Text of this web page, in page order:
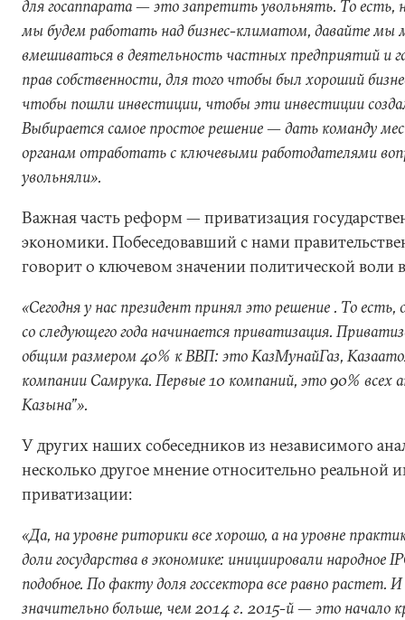
для госаппарата — это запретить увольнять. То есть,
мы будем работать над бизнес-климатом, давайте мы
вмешиваться в деятельность частных предприятий и
прав собственности, для того чтобы был хороший
чтобы пошли инвестиции, чтобы эти инвестиции
Выбирается самое простое решение — дать команду
органам отработать с ключевыми работодателями
увольняли».
Важная часть реформ — приватизация
экономики. Побеседовавший с нами
говорит о ключевом значении политической воли
«Сегодня у нас президент принял это решение . То есть,
со следующего года начинается приватизация.
общим размером 40% к ВВП: это КазМунайГаз,
компании Самрука. Первые 10 компаний, это 90% всех
Казына”».
У других наших собеседников из независимого
несколько другое мнение относительно реальной
приватизации:
«Да, на уровне риторики все хорошо, а на уровне
доли государства в экономике: инициировали народное
подобное. По факту доля госсектора все равно растет.
значительно больше, чем 2014 г. 2015-й — это начало